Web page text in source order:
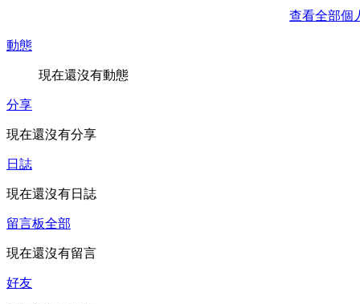
查看全部個
動態
現在還沒有動態
分享
現在還沒有分享
日誌
現在還沒有日誌
留言板全部
現在還沒有留言
好友